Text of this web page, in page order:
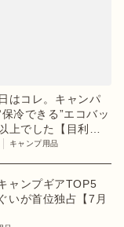
はコレ。キャンパ
冷できる”エコバッ
上でした【目利き
ギア】
キャンプ用品
ャンプギアTOP5
いが首位独占【7月